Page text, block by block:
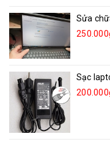
Sửa
Sạc